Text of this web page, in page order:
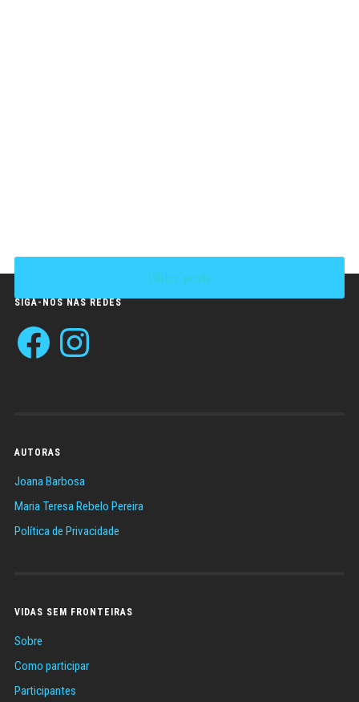
Older posts
SIGA-NOS NAS REDES
Facebook Instagram
AUTORAS
Joana Barbosa
Maria Teresa Rebelo Pereira
Política de Privacidade
VIDAS SEM FRONTEIRAS
Sobre
Como participar
Participantes